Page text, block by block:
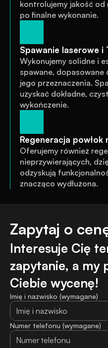
kontrolujemy jakość od
po finalne wykonanie.
Spawanie laserowe i
Wykonujemy solidne i
spawane,
jego przeznaczenia.
uzyskać dokładne,
wykończenie.
Regeneracja
Oferujemy również
nieprzywierających,
odzyskują
znacząco wydłużona.
Zapytaj o
Interesuje Cię
zapytanie, a my
Ciebie wycenę!
Imię i nazwisko (wymagane)
Numer telefonu (wymagane)